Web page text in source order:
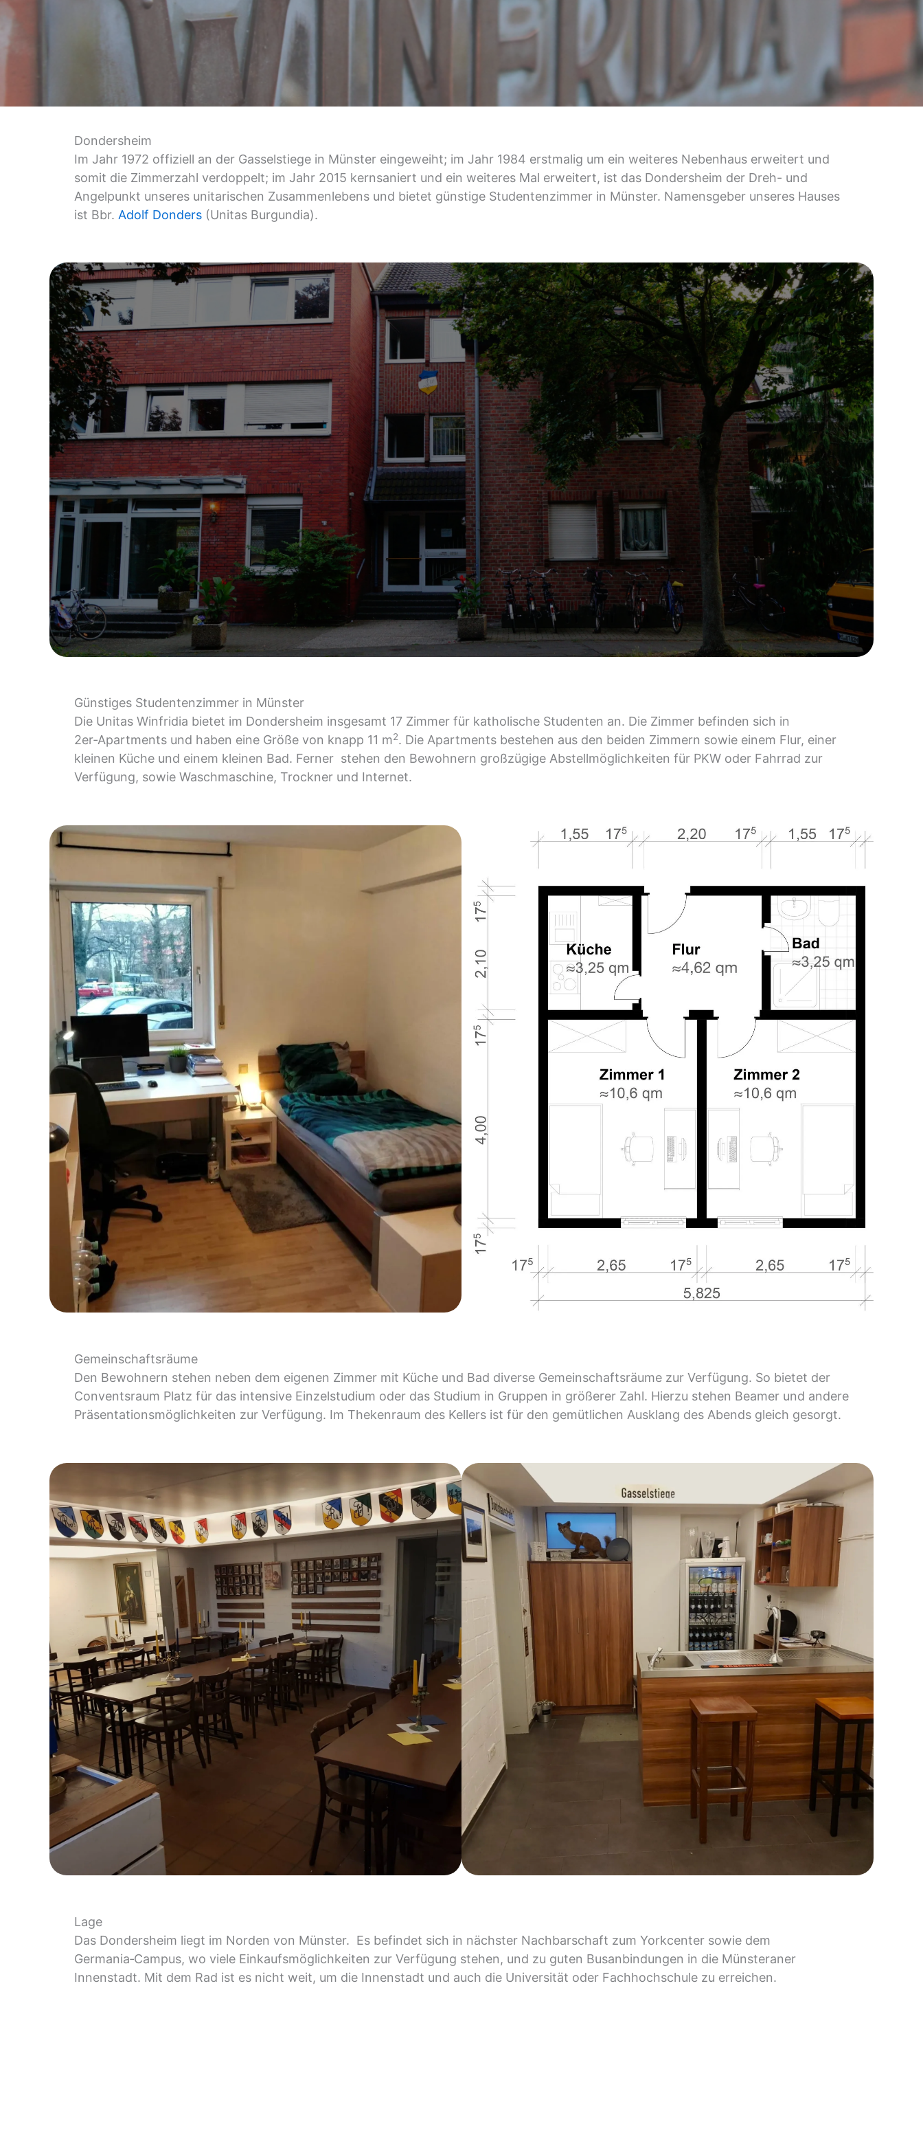
Dondersheim
Im Jahr 1972 offiziell an der Gasselstiege in Münster eingeweiht; im Jahr 1984 erstmalig um ein weiteres Nebenhaus erweitert und
somit die Zimmerzahl verdoppelt; im Jahr 2015 kernsaniert und ein weiteres Mal erweitert, ist das Dondersheim der Dreh- und
Angelpunkt unseres unitarischen Zusammenlebens und bietet günstige Studentenzimmer in Münster. Namensgeber unseres Hauses
ist Bbr. Adolf Donders (Unitas Burgundia).
Günstiges Studentenzimmer in Münster
Die Unitas Winfridia bietet im Dondersheim insgesamt 17 Zimmer für katholische Studenten an. Die Zimmer befinden sich in
2er‑Apartments und haben eine Größe von knapp 11 m2. Die Apartments bestehen aus den beiden Zimmern sowie einem Flur, einer
kleinen Küche und einem kleinen Bad. Ferner stehen den Bewohnern großzügige Abstellmöglichkeiten für PKW oder Fahrrad zur
Verfügung, sowie Waschmaschine, Trockner und Internet.
Gemeinschaftsräume
Den Bewohnern stehen neben dem eigenen Zimmer mit Küche und Bad diverse Gemeinschaftsräume zur Verfügung. So bietet der
Conventsraum Platz für das intensive Einzelstudium oder das Studium in Gruppen in größerer Zahl. Hierzu stehen Beamer und andere
Präsentationsmöglichkeiten zur Verfügung. Im Thekenraum des Kellers ist für den gemütlichen Ausklang des Abends gleich gesorgt.
Lage
Das Dondersheim liegt im Norden von Münster. Es befindet sich in nächster Nachbarschaft zum Yorkcenter sowie dem
Germania‑Campus, wo viele Einkaufsmöglichkeiten zur Verfügung stehen, und zu guten Busanbindungen in die Münsteraner
Innenstadt. Mit dem Rad ist es nicht weit, um die Innenstadt und auch die Universität oder Fachhochschule zu erreichen.